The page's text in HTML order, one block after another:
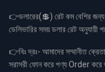
👉ডলারের(💲) রেট কম বেশির জন্য
ডেলিভারির সময় ডলার রেট অনুযায়ী
👉বিঃ দ্রঃ- আমাদের সম্মানীত
সরাসরী ফোন করে পণ্য Order করে